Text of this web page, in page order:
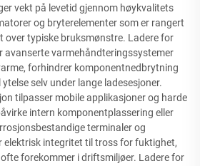
vekt på levetid gjennom høykvalitets
og bryterelementer som er rangert
typiske bruksmønstre. Ladere for
avanserte varmehåndteringssystemer
forhindrer komponentnedbrytning
selv under lange ladesesjoner.
tilpasser mobile applikasjoner og harde
intern komponentplassering eller
terminaler og
integritet til tross for fuktighet,
forekommer i driftsmiljøer. Ladere for